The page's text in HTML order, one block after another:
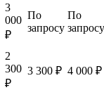
3
000
₽
По
запросу
По
запросу
2
300
₽
3 300 ₽ 4 000 ₽